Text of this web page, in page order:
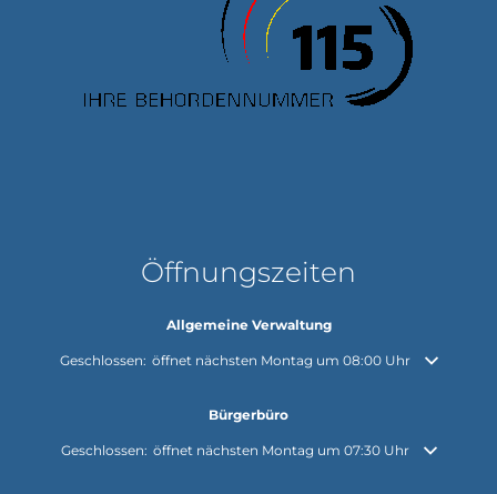
Öffnungszeiten
Allgemeine Verwaltung
Klicken, um weitere Öffnungs- oder Schließzeiten auszublenden
Geschlossen: öffnet nächsten Montag um 08:00 Uhr
Bürgerbüro
Klicken, um weitere Öffnungs- oder Schließzeiten auszublenden
Geschlossen: öffnet nächsten Montag um 07:30 Uhr